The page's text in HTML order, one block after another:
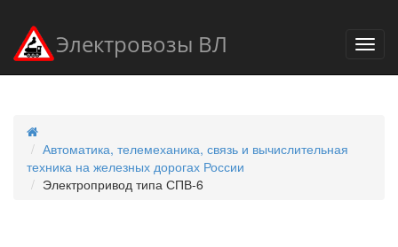
Электровозы ВЛ
Автоматика, телемеханика, связь и вычислительная
техника на железных дорогах России
Электропривод типа СПВ-6